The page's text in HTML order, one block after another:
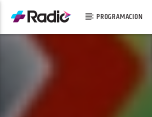
PROGRAMACION